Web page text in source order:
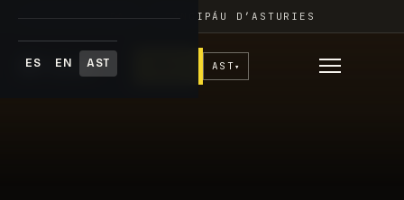
content
FESTIVAL ADAR · PRINCIPÁU D’ASTURIES
AST▾
ES EN AST